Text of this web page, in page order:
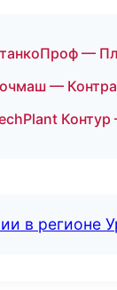
—
—
в регионе